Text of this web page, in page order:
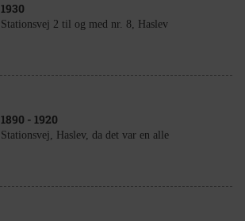
1930
Stationsvej 2 til og med nr. 8, Haslev
1890 - 1920
Stationsvej, Haslev, da det var en alle